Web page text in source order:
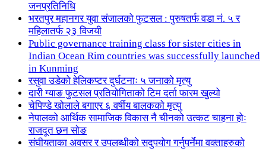
जनप्रतिनिधि
भरतपुर महानगर युवा संजालको फुटसल : पुरुषतर्फ वडा नं. ५ र
महिलातर्फ २३ विजयी
Public governance training class for sister cities in
Indian Ocean Rim countries was successfully launched
in Kunming
रसुवा उडेको हेलिकप्टर दुर्घटनाः ५ जनाको मृत्यु
दारी ग्याङ फुटसल प्रतियोगिताको टिम दर्ता फारम खुल्यो
चेपिण्डे खोलाले बगाएर ६ वर्षीय बालकको मृत्यु
नेपालको आर्थिक सामाजिक विकास नै चीनको उत्कट चाहना होः
राजदूत छन सोङ
संघीयताका अवसर र उपलब्धीको सदुपयोग गर्नुपर्नेमा वक्ताहरुको